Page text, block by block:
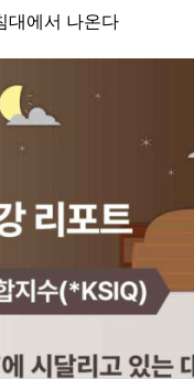
대에서 나온다